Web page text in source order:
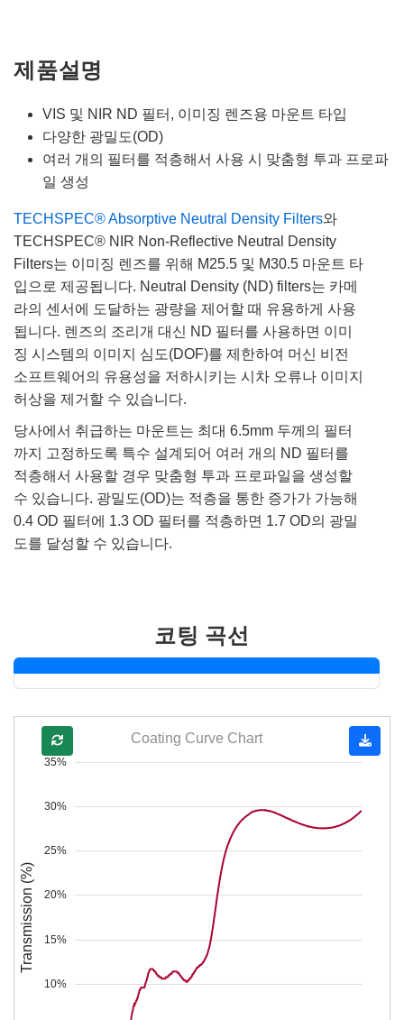
제품설명
VIS 및 NIR ND 필터, 이미징 렌즈용 마운트 타입
다양한 광밀도(OD)
여러 개의 필터를 적층해서 사용 시 맞춤형 투과 프로파
일 생성
TECHSPEC® Absorptive Neutral Density Filters와
TECHSPEC® NIR Non-Reflective Neutral Density
Filters는 이미징 렌즈를 위해 M25.5 및 M30.5 마운트 타
입으로 제공됩니다. Neutral Density (ND) filters는 카메
라의 센서에 도달하는 광량을 제어할 때 유용하게 사용
됩니다. 렌즈의 조리개 대신 ND 필터를 사용하면 이미
징 시스템의 이미지 심도(DOF)를 제한하여 머신 비전
소프트웨어의 유용성을 저하시키는 시차 오류나 이미지
허상을 제거할 수 있습니다.
당사에서 취급하는 마운트는 최대 6.5mm 두께의 필터
까지 고정하도록 특수 설계되어 여러 개의 ND 필터를
적층해서 사용할 경우 맞춤형 투과 프로파일을 생성할
수 있습니다. 광밀도(OD)는 적층을 통한 증가가 가능해
0.4 OD 필터에 1.3 OD 필터를 적층하면 1.7 OD의 광밀
도를 달성할 수 있습니다.
코팅 곡선
10%
15%
20%
25%
30%
35%
Transmission (%)
Coating Curve Chart